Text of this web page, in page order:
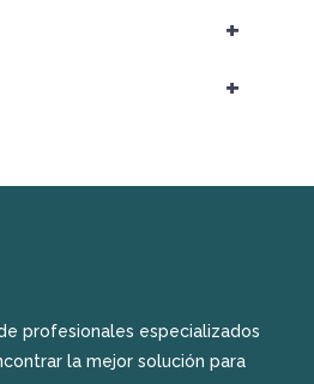
+
+
profesionales especializados
la mejor solución para